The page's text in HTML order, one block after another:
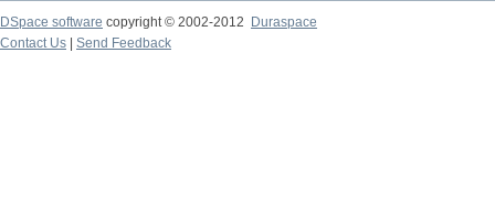
DSpace software copyright © 2002-2012
Duraspace
Contact Us
Send Feedback